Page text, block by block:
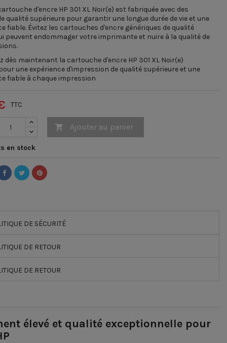
d'encre HP 301 XL Noir(e) est fabriquée avec des
qualité supérieure pour garantir une longue durée de vie et une
fiable. Évitez les cartouches d'encre génériques de qualité
peuvent endommager votre imprimante et nuire à la qualité de
dès maintenant la cartouche d'encre HP 301 XL Noir(e)
une expérience d'impression de qualité supérieure et une
fiable à chaque impression
TTC
 Ajouter au panier
en stock
DE SÉCURITÉ
DE RETOUR
DE RETOUR
élevé et qualité exceptionnelle pour